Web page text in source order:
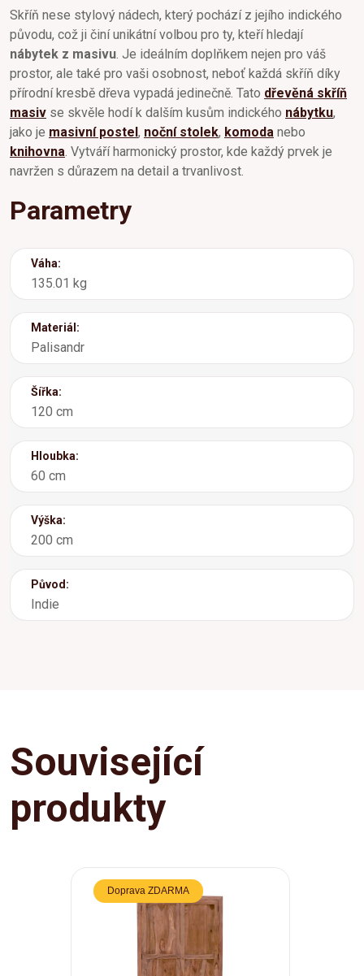
Skříň nese stylový nádech, který pochází z jejího indického
původu, což ji činí unikátní volbou pro ty, kteří hledají
nábytek z masivu . Je ideálním doplňkem nejen pro váš
prostor, ale také pro vaši osobnost, neboť každá skříň díky
přírodní kresbě dřeva vypadá jedinečně. Tato dřevěná skříň
masiv se skvěle hodí k dalším kusům indického nábytku,
jako je masivní postel, noční stolek, komoda nebo
knihovna . Vytváří harmonický prostor, kde každý prvek je
navržen s důrazem na detail a trvanlivost.
Parametry
Váha:
135.01 kg
Materiál:
Palisandr
Šířka:
120 cm
Hloubka:
60 cm
Výška:
200 cm
Původ:
Indie
Související
produkty
Doprava ZDARMA